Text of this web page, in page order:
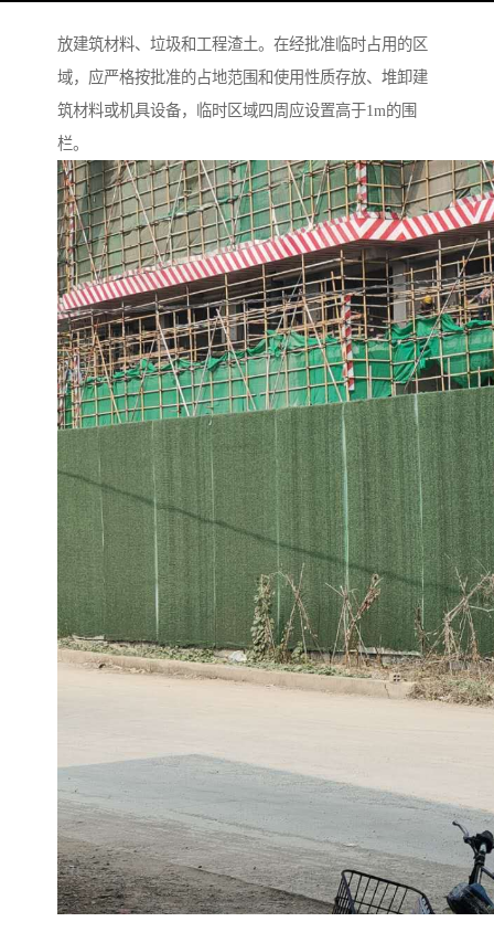
放建筑材料、垃圾和工程渣土。在经批准临时占用的区
域，应严格按批准的占地范围和使用性质存放、堆卸建
筑材料或机具设备，临时区域四周应设置高于1m的围
栏。